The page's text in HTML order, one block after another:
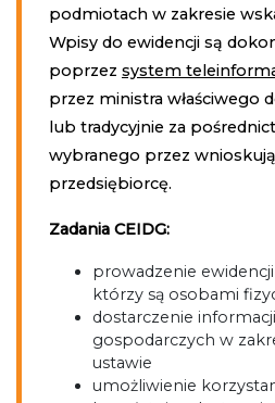
podmiotach w zakresie
Wpisy do ewidencji są
poprzez system
przez ministra właściwego
lub tradycyjnie za
wybranego przez
przedsiębiorcę.
Zadania CEIDG:
prowadzenie
którzy są osobami
dostarczenie
gospodarczych w
ustawie
umożliwienie